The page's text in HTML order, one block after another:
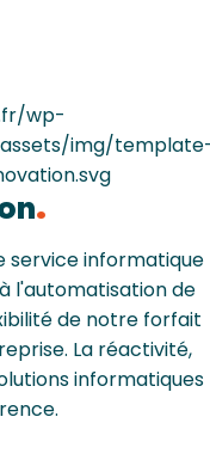
service informatique
l'automatisation de
de notre forfait
La réactivité,
informatiques